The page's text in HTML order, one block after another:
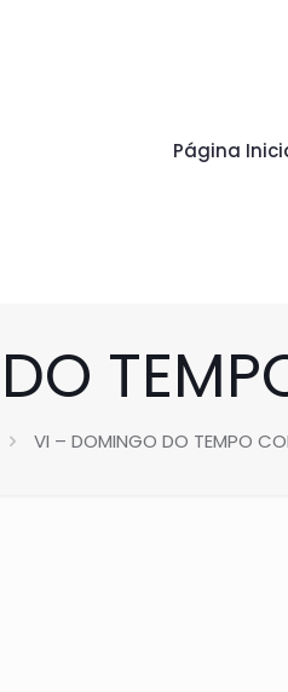
Página
VI – DOMINGO DO TEMPO